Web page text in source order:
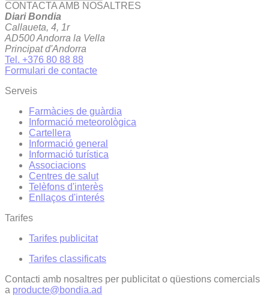
CONTACTA AMB NOSALTRES
Diari Bondia
Callaueta, 4, 1r
AD500 Andorra la Vella
Principat d'Andorra
Tel. +376 80 88 88
Formulari de contacte
Serveis
Farmàcies de guàrdia
Informació meteorològica
Cartellera
Informació general
Informació turística
Associacions
Centres de salut
Telèfons d'interès
Enllaços d'interés
Tarifes
Tarifes publicitat
Tarifes classificats
Contacti amb nosaltres per publicitat o qüestions comercials
a producte@bondia.ad